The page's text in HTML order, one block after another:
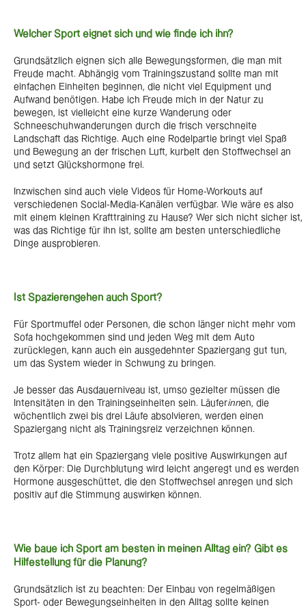
Welcher Sport eignet sich und wie finde ich ihn?
Grundsätzlich eignen sich alle Bewegungsformen, die man mit
Freude macht. Abhängig vom Trainingszustand sollte man mit
einfachen Einheiten beginnen, die nicht viel Equipment und
Aufwand benötigen. Habe ich Freude mich in der Natur zu
bewegen, ist vielleicht eine kurze Wanderung oder
Schneeschuhwanderungen durch die frisch verschneite
Landschaft das Richtige. Auch eine Rodelpartie bringt viel Spaß
und Bewegung an der frischen Luft, kurbelt den Stoffwechsel an
und setzt Glückshormone frei.
Inzwischen sind auch viele Videos für Home-Workouts auf
verschiedenen Social-Media-Kanälen verfügbar. Wie wäre es also
mit einem kleinen Krafttraining zu Hause? Wer sich nicht sicher ist,
was das Richtige für ihn ist, sollte am besten unterschiedliche
Dinge ausprobieren.
Ist Spazierengehen auch Sport?
Für Sportmuffel oder Personen, die schon länger nicht mehr vom
Sofa hochgekommen sind und jeden Weg mit dem Auto
zurücklegen, kann auch ein ausgedehnter Spaziergang gut tun,
um das System wieder in Schwung zu bringen.
Je besser das Ausdauerniveau ist, umso gezielter müssen die
Intensitäten in den Trainingseinheiten sein. Läuferinnen, die
wöchentlich zwei bis drei Läufe absolvieren, werden einen
Spaziergang nicht als Trainingsreiz verzeichnen können.
Trotz allem hat ein Spaziergang viele positive Auswirkungen auf
den Körper: Die Durchblutung wird leicht angeregt und es werden
Hormone ausgeschüttet, die den Stoffwechsel anregen und sich
positiv auf die Stimmung auswirken können.
Wie baue ich Sport am besten in meinen Alltag ein? Gibt es
Hilfestellung für die Planung?
Grundsätzlich ist zu beachten: Der Einbau von regelmäßigen
Sport- oder Bewegungseinheiten in den Alltag sollte keinen